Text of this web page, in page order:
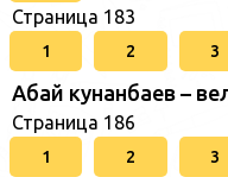
Страница 183
1 2 3
Абай кунанбаев –
Страница 186
1 2 3